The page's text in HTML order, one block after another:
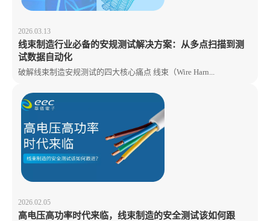
2026.03.13
线束制造行业必备的安规测试解决方案：从多点扫描到测
试数据自动化
破解线束制造安规测试的四大核心痛点 线束（Wire Harn...
2026.02.05
高电压高功率时代来临，线束制造的安全测试该如何跟